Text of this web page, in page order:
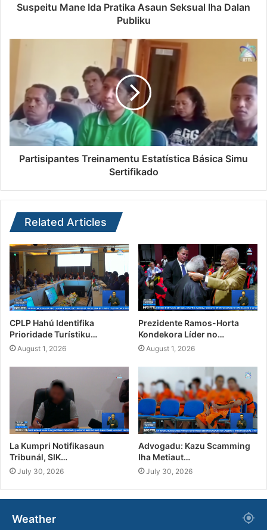
Suspeitu Mane Ida Pratika Asaun Seksual Iha Dalan
Publiku
Partisipantes Treinamentu Estatística Básica Simu
Sertifikado
Related Articles
CPLP Hahú Identifika
Prioridade Turístiku…
August 1, 2026
Prezidente Ramos-Horta
Kondekora Líder no…
August 1, 2026
La Kumpri Notifikasaun
Tribunál, SIK…
July 30, 2026
Advogadu: Kazu Scamming
Iha Metiaut…
July 30, 2026
Weather